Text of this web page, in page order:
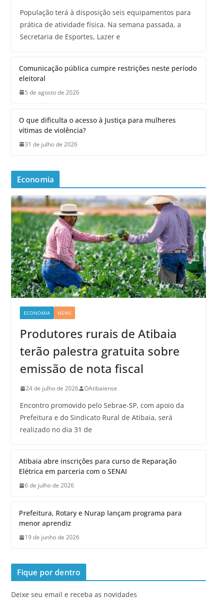
População terá à disposição seis equipamentos para
prática de atividade física. Na semana passada, a
Secretaria de Esportes, Lazer e
Comunicação pública cumpre restrições neste período
eleitoral
5 de agosto de 2026
O que dificulta o acesso à Justiça para mulheres
vítimas de violência?
31 de julho de 2026
Economia
ECONOMIA NEWS
Produtores rurais de Atibaia
terão palestra gratuita sobre
emissão de nota fiscal
24 de julho de 2026 OAtibaiense
Encontro promovido pelo Sebrae-SP, com apoio da
Prefeitura e do Sindicato Rural de Atibaia, será
realizado no dia 31 de
Atibaia abre inscrições para curso de Reparação
Elétrica em parceria com o SENAI
6 de julho de 2026
Prefeitura, Rotary e Nurap lançam programa para
menor aprendiz
19 de junho de 2026
Fique por dentro
Deixe seu email e receba as novidades